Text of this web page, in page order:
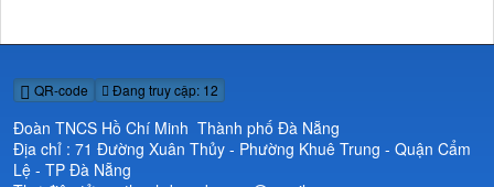
QR-code Đang truy cập: 12
Đoàn TNCS Hồ Chí Minh Thành phố Đà Nẵng
Địa chỉ : 71 Đường Xuân Thủy - Phường Khuê Trung - Quận Cẩm
Lệ - TP Đà Nẵng